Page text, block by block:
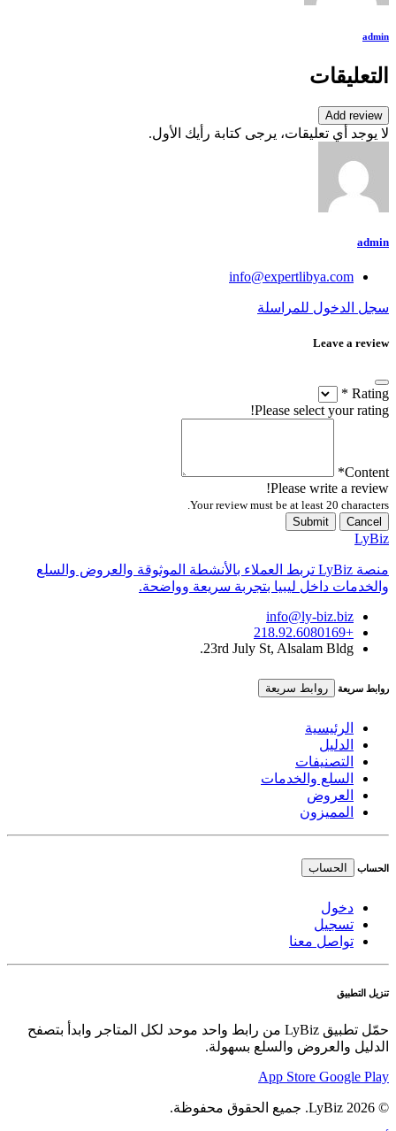
admin
التعليقات
Add review
لا يوجد أي تعليقات، يرجى كتابة رأيك الأول.
admin
info@expertlibya.com
سجل الدخول للمراسلة
Leave a review
Rating
*
Please select your rating!
Content
*
Please write a review!
Your review must be at least 20 characters.
Cancel
Submit
LyBiz
منصة LyBiz تربط العملاء بالأنشطة الموثوقة والعروض والسلع
والخدمات داخل ليبيا بتجربة سريعة وواضحة.
info@ly-biz.biz
+218.92.6080169
23rd July St, Alsalam Bldg.
روابط سريعة روابط سريعة
الرئيسية
الدليل
التصنيفات
السلع والخدمات
العروض
المميزون
الحساب الحساب
دخول
تسجيل
تواصل معنا
تنزيل التطبيق
حمّل تطبيق LyBiz من رابط واحد موحد لكل المتاجر وابدأ بتصفح
الدليل والعروض والسلع بسهولة.
App Store Google Play
© 2026 LyBiz. جميع الحقوق محفوظة.